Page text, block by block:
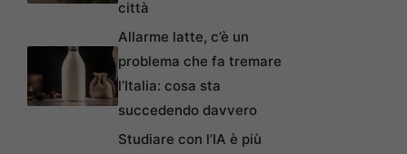
città
Allarme latte, c’è un
problema che fa tremare
l’Italia: cosa sta
succedendo davvero
Studiare con l’IA è più